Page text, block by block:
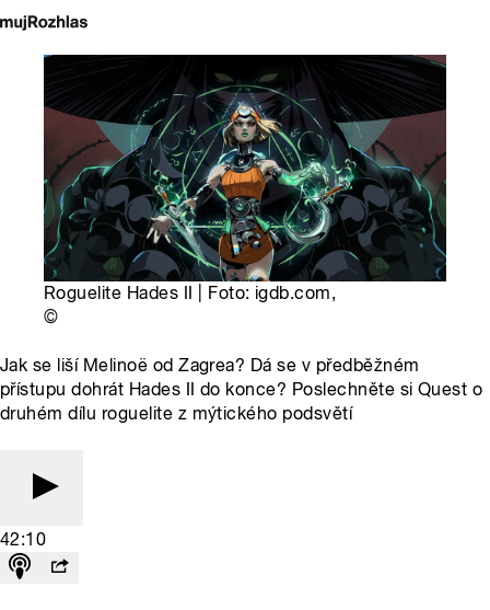
Roguelite Hades II | Foto: igdb.com,
©
Jak se liší Melinoë od Zagrea? Dá se v předběžném
přístupu dohrát Hades II do konce? Poslechněte si Quest o
druhém dílu roguelite z mýtického podsvětí
42:10